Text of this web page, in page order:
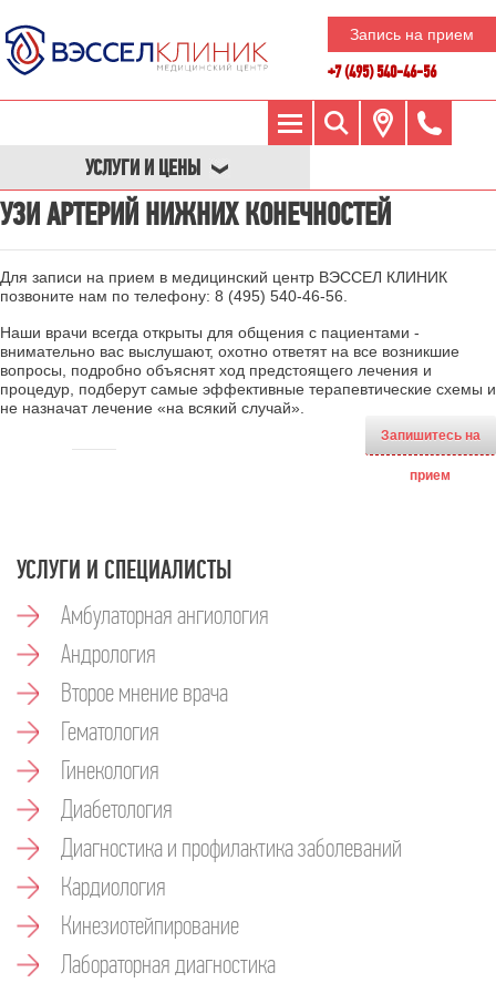
Запись на прием
+7 (495) 540-46-56
УСЛУГИ И ЦЕНЫ
УЗИ АРТЕРИЙ НИЖНИХ КОНЕЧНОСТЕЙ
Для записи на прием в медицинский центр ВЭССЕЛ КЛИНИК
позвоните нам по телефону: 8 (495) 540-46-56
Наши врачи всегда открыты для общения с пациентами -
внимательно вас выслушают, охотно ответят на все возникшие
вопросы, подробно объяснят ход предстоящего лечения и
процедур, подберут самые эффективные терапевтические схемы и
не назначат лечение «на всякий случай».
Запишитесь на
прием
УСЛУГИ И СПЕЦИАЛИСТЫ
Амбулаторная ангиология
Андрология
Второе мнение врача
Гематология
Гинекология
Диабетология
Диагностика и профилактика заболеваний
Кардиология
Кинезиотейпирование
Лабораторная диагностика